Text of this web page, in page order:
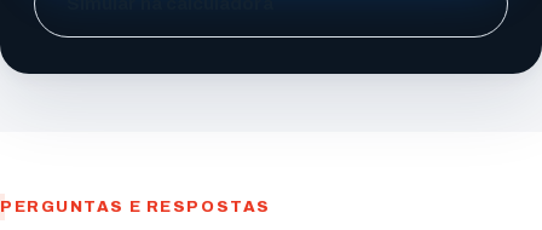
PERGUNTAS E RESPOSTAS